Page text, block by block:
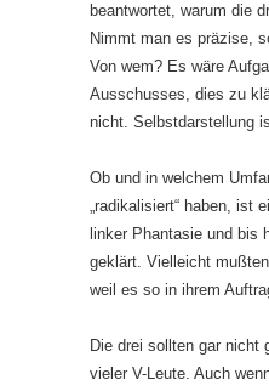
beantwortet, warum die
Nimmt man es präzise,
Von wem? Es wäre
Ausschusses, dies zu
nicht. Selbstdarstellung
Ob und in welchem
„radikalisiert“ haben, ist
linker Phantasie und bis
geklärt. Vielleicht
weil es so in ihrem
Die drei sollten gar nicht
vieler V-Leute. Auch